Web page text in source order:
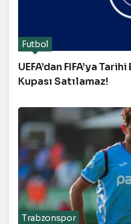
Futbol
UEFA’dan FIFA’ya
Kupası Satılamaz!
Trabzonspor